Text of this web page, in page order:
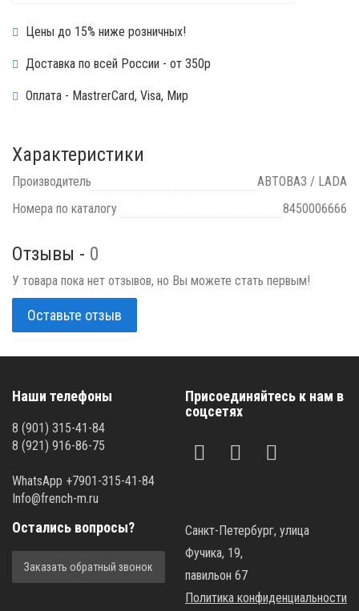
Цены до 15% ниже розничных!
Доставка по всей России - от 350р
Оплата - MastrerCard, Visa, Мир
Характеристики
Производитель
АВТОВАЗ / LADA
Номера по каталогу
8450006666
Отзывы - 0
У товара пока нет отзывов, но Вы можете стать первым!
Оставьте отзыв
Наши телефоны
8 (901) 315-41-84
8 (921) 916-86-75
WhatsApp +7901-315-41-84
Info@french-m.ru
Присоединяйтесь к нам в
соцсетях
Остались вопросы?
Заказать обратный звонок
Санкт-Петербург, улица
Фучика, 19,
павильон 67
Политика конфиденциальности